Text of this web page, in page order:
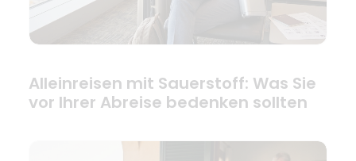
Alleinreisen mit Sauerstoff: Was Sie
vor Ihrer Abreise bedenken sollten